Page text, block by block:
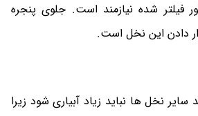
فیلتر شده نیازمند است. جلوی پنجره
دادن این نخل است.
سایر نخل ها نباید زیاد آبیاری شود زیرا